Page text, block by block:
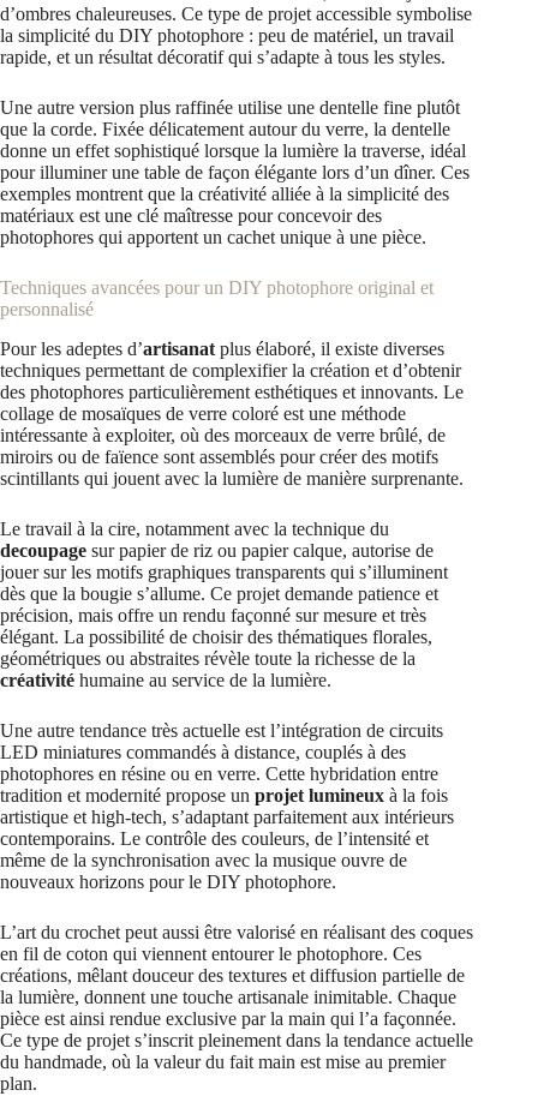
d’ombres chaleureuses. Ce type de projet accessible symbolise
la simplicité du DIY photophore : peu de matériel, un travail
rapide, et un résultat décoratif qui s’adapte à tous les styles.
Une autre version plus raffinée utilise une dentelle fine plutôt
que la corde. Fixée délicatement autour du verre, la dentelle
donne un effet sophistiqué lorsque la lumière la traverse, idéal
pour illuminer une table de façon élégante lors d’un dîner. Ces
exemples montrent que la créativité alliée à la simplicité des
matériaux est une clé maîtresse pour concevoir des
photophores qui apportent un cachet unique à une pièce.
Techniques avancées pour un DIY photophore original et
personnalisé
Pour les adeptes d’artisanat plus élaboré, il existe diverses
techniques permettant de complexifier la création et d’obtenir
des photophores particulièrement esthétiques et innovants. Le
collage de mosaïques de verre coloré est une méthode
intéressante à exploiter, où des morceaux de verre brûlé, de
miroirs ou de faïence sont assemblés pour créer des motifs
scintillants qui jouent avec la lumière de manière surprenante.
Le travail à la cire, notamment avec la technique du
decoupage sur papier de riz ou papier calque, autorise de
jouer sur les motifs graphiques transparents qui s’illuminent
dès que la bougie s’allume. Ce projet demande patience et
précision, mais offre un rendu façonné sur mesure et très
élégant. La possibilité de choisir des thématiques florales,
géométriques ou abstraites révèle toute la richesse de la
créativité humaine au service de la lumière.
Une autre tendance très actuelle est l’intégration de circuits
LED miniatures commandés à distance, couplés à des
photophores en résine ou en verre. Cette hybridation entre
tradition et modernité propose un projet lumineux à la fois
artistique et high-tech, s’adaptant parfaitement aux intérieurs
contemporains. Le contrôle des couleurs, de l’intensité et
même de la synchronisation avec la musique ouvre de
nouveaux horizons pour le DIY photophore.
L’art du crochet peut aussi être valorisé en réalisant des coques
en fil de coton qui viennent entourer le photophore. Ces
créations, mêlant douceur des textures et diffusion partielle de
la lumière, donnent une touche artisanale inimitable. Chaque
pièce est ainsi rendue exclusive par la main qui l’a façonnée.
Ce type de projet s’inscrit pleinement dans la tendance actuelle
du handmade, où la valeur du fait main est mise au premier
plan.